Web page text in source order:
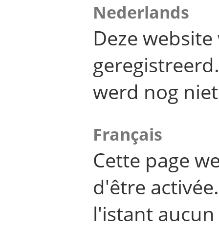
Nederlands
Deze
werd nog
Français
Cette page
d'être
l'istant